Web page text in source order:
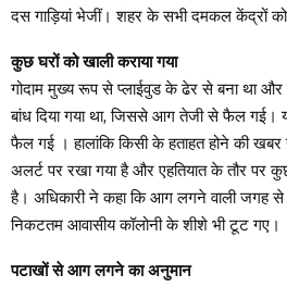
दस गाड़ियां भेजीं। शहर के सभी दमकल केंद्रों को
कुछ घरों को खाली कराया गया
गोदाम मुख्य रूप से प्लाईवुड के ढेर से बना था और
बांध दिया गया था, जिससे आग तेजी से फैल गई।
फैल गई । हालांकि किसी के हताहत होने की खबर
अलर्ट पर रखा गया है और एहतियात के तौर पर
है। अधिकारी ने कहा कि आग लगने वाली जगह से
निकटतम आवासीय कॉलोनी के शीशे भी टूट गए।
पटाखों से आग लगने का अनुमान